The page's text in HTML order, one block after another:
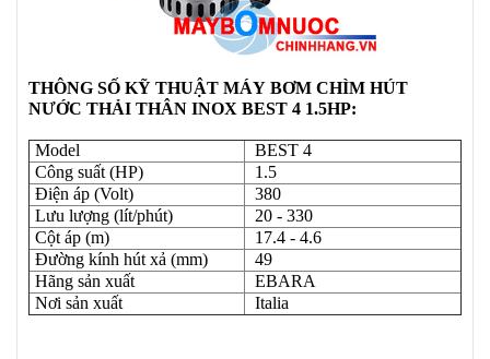
THÔNG SỐ KỸ THUẬT MÁY BƠM CHÌM HÚT
NƯỚC THẢI THÂN INOX BEST 4 1.5HP:
Model
BEST 4
Công suất (HP)
1.5
Điện áp (Volt)
380
Lưu lượng (lít/phút)
20 - 330
Cột áp (m)
17.4 - 4.6
Đường kính hút xả (mm)
49
Hãng sản xuất
EBARA
Nơi sản xuất
Italia